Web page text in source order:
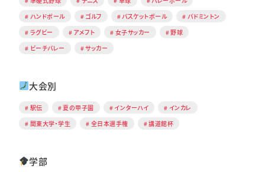
ハンドボール
ゴルフ バスケットボール
バドミントン
ラグビー
アメフト 女子サッカー
野球
ビーチバレー
サッカー
大会別
駅伝 夏の甲子園 インターハイ
インカレ
関東大学・学生
全日本選手権 講道館杯
学部